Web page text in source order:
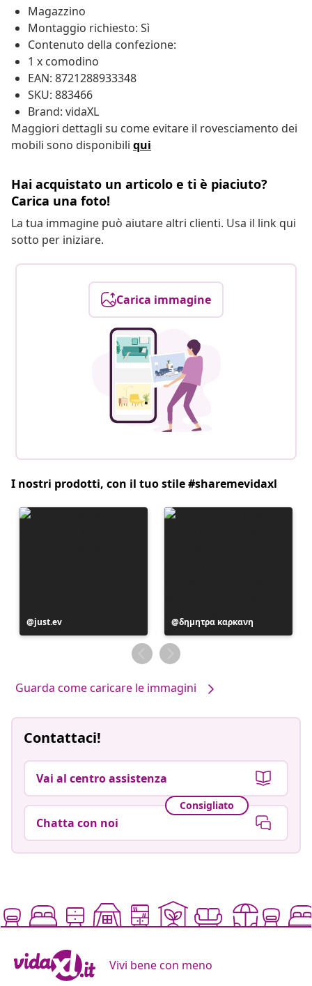
Magazzino
Montaggio richiesto: Sì
Contenuto della confezione:
1 x comodino
EAN: 8721288933348
SKU: 883466
Brand: vidaXL
Maggiori dettagli su come evitare il rovesciamento dei
mobili sono disponibili qui
Hai acquistato un articolo e ti è piaciuto?
Carica una foto!
La tua immagine può aiutare altri clienti. Usa il link qui
sotto per iniziare.
Carica immagine
I nostri prodotti, con il tuo stile #sharemevidaxl
Post
pubblicato
just.ev
Post
pubblicato
da
δημητρα καρκανη
Guarda come caricare le immagini
Contattaci!
Vai al centro assistenza
Consigliato
Chatta con noi
Vivi bene con meno